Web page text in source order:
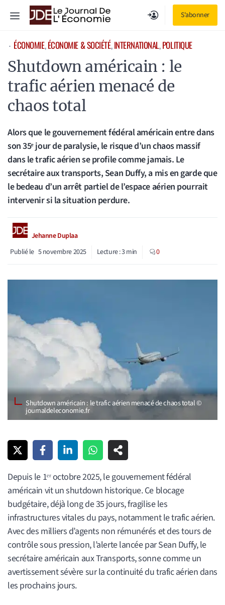
S'abonner
Menu
⋅ ÉCONOMIE, ÉCONOMIE & SOCIÉTÉ, INTERNATIONAL, POLITIQUE
Shutdown américain : le
trafic aérien menacé de
chaos total
Alors que le gouvernement fédéral américain entre dans
son 35ᵉ jour de paralysie, le risque d’un chaos massif
dans le trafic aérien se profile comme jamais. Le
secrétaire aux transports, Sean Duffy, a mis en garde que
le bedeau d’un arrêt partiel de l’espace aérien pourrait
intervenir si la situation perdure.
Jehanne Duplaa
Publié le 5 novembre 2025 Lecture :3min 0
Shutdown américain : le trafic aérien menacé de chaos total ©
journaldeleconomie.fr
Depuis le 1ᵉʳ octobre 2025, le gouvernement fédéral
américain vit un shutdown historique. Ce blocage
budgétaire, déjà long de 35 jours, fragilise les
infrastructures vitales du pays, notamment le trafic aérien.
Avec des milliers d’agents non rémunérés et des tours de
contrôle sous pression, l’alerte lancée par Sean Duffy, le
secrétaire américain aux Transports, sonne comme un
avertissement sévère sur la continuité du trafic aérien dans
les prochains jours.